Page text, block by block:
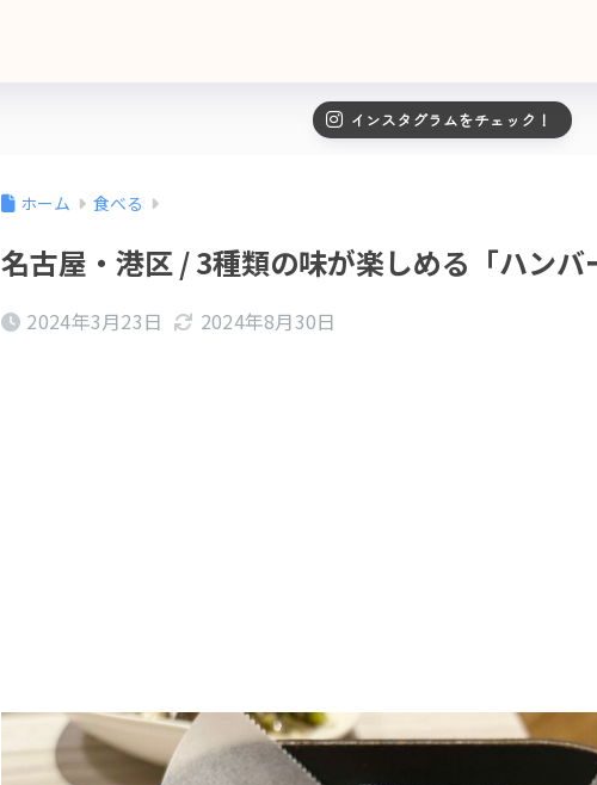
インスタグラムをチェック！
ホーム 食べる
名古屋・港区 / 3種類の味が楽しめる「ハンバ
2024年3月23日 2024年8月30日